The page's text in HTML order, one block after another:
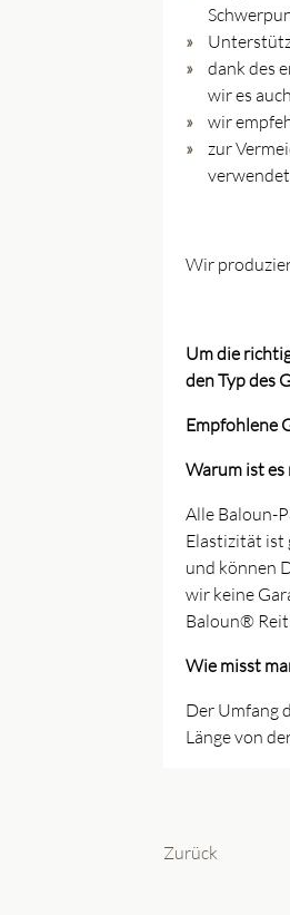
dank des
wir es
wir
zur
verwendet
Wir
Um die
den Typ des
Empfohlene
Warum ist
Alle Baloun-
Elastizität ist
und können
wir keine
Baloun®
Wie misst
Der Umfang
Länge von
Zurück